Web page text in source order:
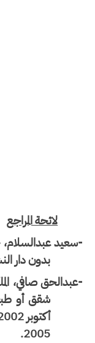
لائحة المراجع
عبدالسلام، حق
بدون دار النشر، 1994.
صافي، الملكية
أكتوبر 2002)، بدون دار النشر، الطبعة الأولى
2005
.